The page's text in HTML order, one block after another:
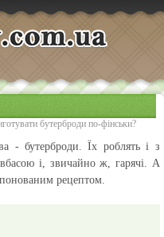
бутерброди по-фінськи?
- бутерброди. Їх роблять і з
і, звичайно ж, гарячі. А
рецептом.